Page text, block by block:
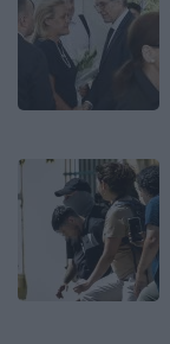
Image